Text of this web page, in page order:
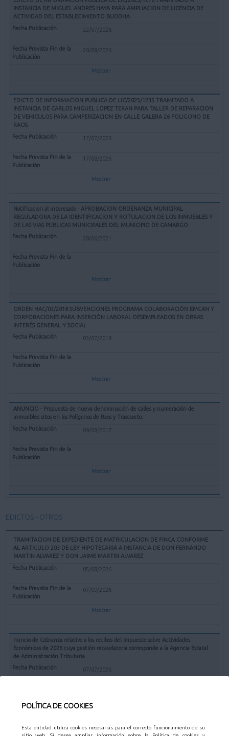
POLÍTICA DE COOKIES
Esta entidad utiliza cookies necesarias para el correcto funcionamiento de su
INSTANCIA DE MIGUEL ANDRES HAYA PARA AMPLIACION DE LICENCIA DE
ACTIVIDAD DEL ESTABLECIMIENTO BUDDHA
22/07/2026
20/08/2026
Mostrar
EDICTO DE INFORMACION PUBLICA DE LIC/2025/1235 TRAMITADO A
INSTANCIA DE CARLOS MIGUEL LOPEZ TERAN PARA TALLER DE REPARACION
DE VEHICULOS PARA CAMPERIZACION EN CALLE GALERA 26 POLIGONO DE
RAOS
17/07/2026
17/08/2026
Mostrar
Notificacion al interesado - APROBACION ORDENANZA MUNICIPAL
REGULADORA DE LA IDENTIFICACION Y ROTULACION DE LOS INMUEBLES Y
DE LAS VIAS PUBLICAS MUNICIPALES DEL MUNICIPIO DE CAMARGO
28/06/2021
Mostrar
ORDEN HAC/03/2018 SUBVENCIONES PROGRAMA COLABORACIÓN EMCAN Y
CORPORACIONES PARA INSERCIÓN LABORAL DESEMPLEADOS EN OBRAS
INTERÉS GENERAL Y SOCIAL
03/07/2018
Mostrar
ANUNCIO - Propuesta de nueva denominación de calles y numeración de
inmuebles sitos en los Polígonos de Raos y Trascueto.
09/08/2017
Mostrar
EDICTOS - OTROS
TRAMITACION DE EXPEDIENTE DE MATRICULACION DE FINCA CONFORME
AL ARTICULO 203 DE LEY HIPOTECARIA A INSTANCIA DE DON FERNANDO
MARTIN ALVAREZ Y DON JAIME MARTIN ALVAREZ
05/08/2026
07/09/2026
Mostrar
nuncio de Cobranza relativo a los recibos del Impuesto sobre Actividades
Económicas de 2026 cuya gestión recaudatoria corresponde a la Agencia Estatal
de Administración Tributaria
07/07/2026
Mostrar